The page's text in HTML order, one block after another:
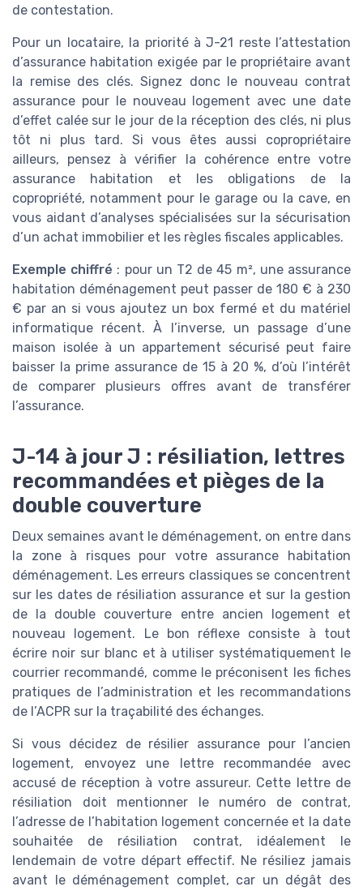
de contestation.
Pour un locataire, la priorité à J-21 reste l’attestation
d’assurance habitation exigée par le propriétaire avant
la remise des clés. Signez donc le nouveau contrat
assurance pour le nouveau logement avec une date
d’effet calée sur le jour de la réception des clés, ni plus
tôt ni plus tard. Si vous êtes aussi copropriétaire
ailleurs, pensez à vérifier la cohérence entre votre
assurance habitation et les obligations de la
copropriété, notamment pour le garage ou la cave, en
vous aidant d’analyses spécialisées sur la sécurisation
d’un achat immobilier et les règles fiscales applicables.
Exemple chiffré : pour un T2 de 45 m², une assurance
habitation déménagement peut passer de 180 € à 230
€ par an si vous ajoutez un box fermé et du matériel
informatique récent. À l’inverse, un passage d’une
maison isolée à un appartement sécurisé peut faire
baisser la prime assurance de 15 à 20 %, d’où l’intérêt
de comparer plusieurs offres avant de transférer
l’assurance.
J-14 à jour J : résiliation, lettres
recommandées et pièges de la
double couverture
Deux semaines avant le déménagement, on entre dans
la zone à risques pour votre assurance habitation
déménagement. Les erreurs classiques se concentrent
sur les dates de résiliation assurance et sur la gestion
de la double couverture entre ancien logement et
nouveau logement. Le bon réflexe consiste à tout
écrire noir sur blanc et à utiliser systématiquement le
courrier recommandé, comme le préconisent les fiches
pratiques de l’administration et les recommandations
de l’ACPR sur la traçabilité des échanges.
Si vous décidez de résilier assurance pour l’ancien
logement, envoyez une lettre recommandée avec
accusé de réception à votre assureur. Cette lettre de
résiliation doit mentionner le numéro de contrat,
l’adresse de l’habitation logement concernée et la date
souhaitée de résiliation contrat, idéalement le
lendemain de votre départ effectif. Ne résiliez jamais
avant le déménagement complet, car un dégât des